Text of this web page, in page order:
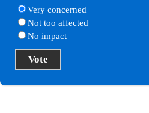
Very concerned
Not too affected
No impact